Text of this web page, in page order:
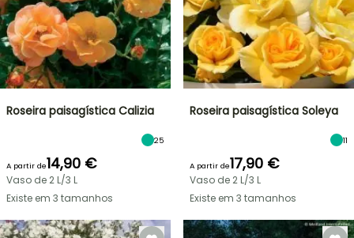
Roseira paisagística Calizia
25
A partir de14,90 €
Vaso de 2 L/3 L
Existe em 3 tamanhos
Roseira paisagística Soleya
11
A partir de17,90 €
Vaso de 2 L/3 L
Existe em 3 tamanhos